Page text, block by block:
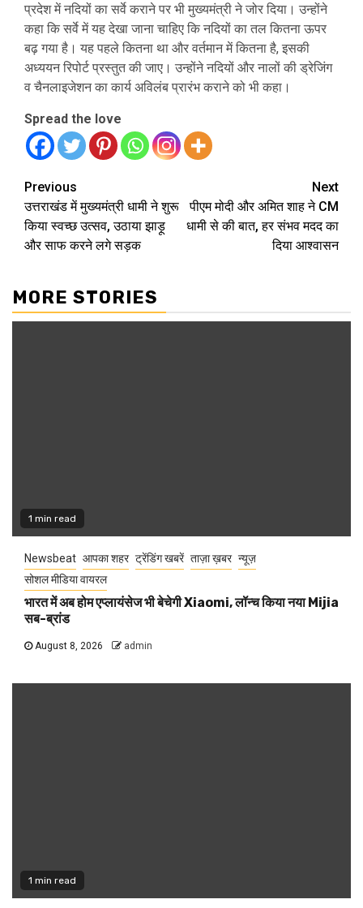
प्रदेश में नदियों का सर्वे कराने पर भी मुख्यमंत्री ने जोर दिया। उन्होंने
कहा कि सर्वे में यह देखा जाना चाहिए कि नदियों का तल कितना ऊपर
बढ़ गया है। यह पहले कितना था और वर्तमान में कितना है, इसकी
अध्ययन रिपोर्ट प्रस्तुत की जाए। उन्होंने नदियों और नालों की ड्रेजिंग
व चैनलाइजेशन का कार्य अविलंब प्रारंभ कराने को भी कहा।
Spread the love
Continue
Reading
Previous
उत्तराखंड में मुख्यमंत्री धामी ने शुरू
किया स्वच्छ उत्सव, उठाया झाड़ू
और साफ करने लगे सड़क
Next
पीएम मोदी और अमित शाह ने CM
धामी से की बात, हर संभव मदद का
दिया आश्वासन
MORE STORIES
1 min read
Newsbeat आपका शहर ट्रेंडिंग खबरें ताज़ा ख़बर न्यूज़
सोशल मीडिया वायरल
भारत में अब होम एप्लायंसेज भी बेचेगी Xiaomi, लॉन्च किया नया Mijia
सब-ब्रांड
August 8, 2026 admin
1 min read